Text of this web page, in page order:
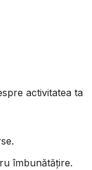
activitatea ta
îmbunătățire.